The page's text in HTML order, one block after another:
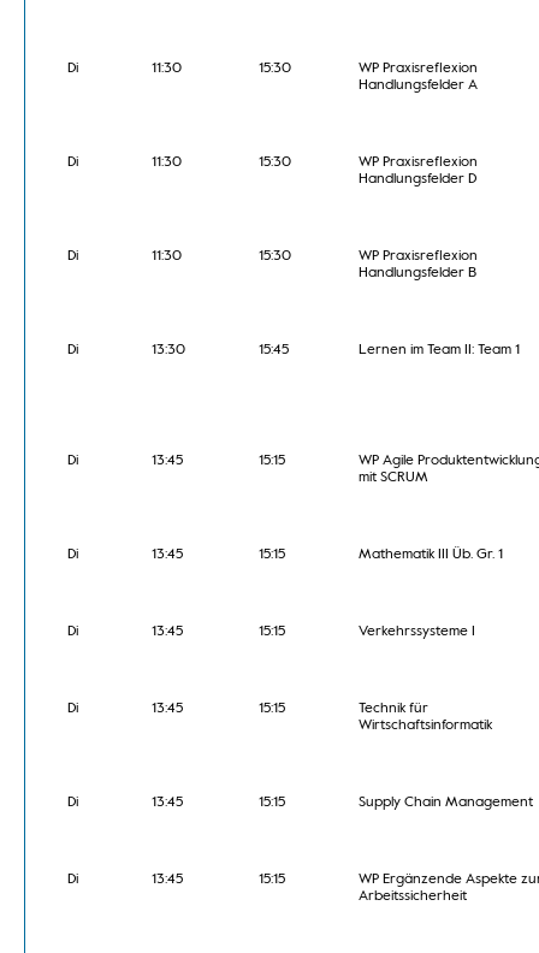
Di 11:30 15:30
WP Praxisreflexion
Handlungsfelder A
Di 11:30 15:30
WP Praxisreflexion
Handlungsfelder D
Di 11:30 15:30
WP Praxisreflexion
Handlungsfelder B
Di 13:30 15:45 Lernen im Team II: Team 1
Di 13:45 15:15
WP Agile
mit SCRUM
Di 13:45 15:15 Mathematik III Üb. Gr. 1
Di 13:45 15:15 Verkehrssysteme I
Di 13:45 15:15
Technik für
Wirtschaftsinformatik
Di 13:45 15:15 Supply Chain Management
Di 13:45 15:15
WP Ergänzende Aspekte
Arbeitssicherheit